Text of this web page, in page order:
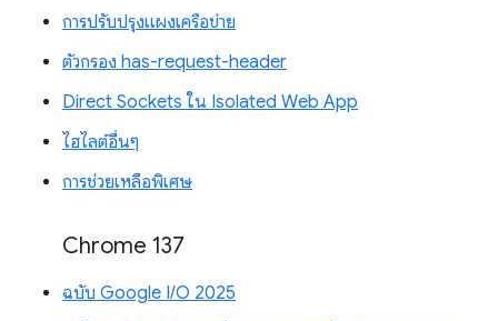
การปรับปรุงแผงเครือข่าย
ตัวกรอง has-request-header
Direct Sockets ใน Isolated Web App
ไฮไลต์อื่นๆ
การช่วยเหลือพิเศษ
Chrome 137
ฉบับ Google I/O 2025